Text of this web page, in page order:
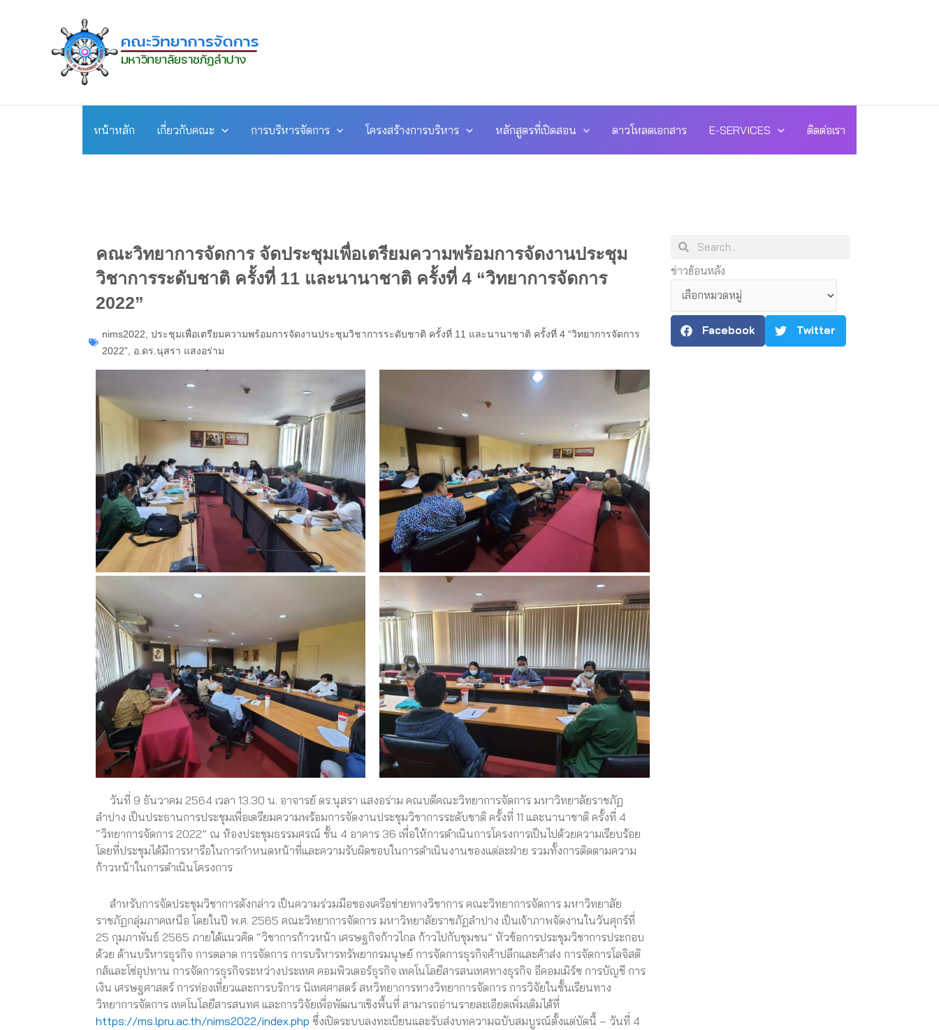
หน้าหลัก เกี่ยวกับคณะ การบริหารจัดการ โครงสร้างการบริหาร หลักสูตรที่เปิดสอน ดาวโหลดเอกสาร E-SERVICES ติดต่อเรา
คณะวิทยาการจัดการ จัดประชุมเพื่อเตรียมความพร้อมการจัดงานประชุม
วิชาการระดับชาติ ครั้งที่ 11 และนานาชาติ ครั้งที่ 4 “วิทยาการจัดการ
2022”
nims2022 ประชุมเพื่อเตรียมความพร้อมการจัดงานประชุมวิชาการระดับชาติ ครั้งที่ 11 และนานาชาติ ครั้งที่ 4 “วิทยาการจัดการ
2022” อ.ดร.นุสรา แสงอร่าม
วันที่ 9 ธันวาคม 2564 เวลา 13.30 น. อาจารย์ ดร.นุสรา แสงอร่าม คณบดีคณะวิทยาการจัดการ มหาวิทยาลัยราชภัฏ
ลำปาง เป็นประธานการประชุมเพื่อเตรียมความพร้อมการจัดงานประชุมวิชาการระดับชาติ ครั้งที่ 11 และนานาชาติ ครั้งที่ 4
“วิทยาการจัดการ 2022” ณ ห้องประชุมธรรมศรณ์ ชั้น 4 อาคาร 36 เพื่อให้การดำเนินการโครงการเป็นไปด้วยความเรียบร้อย
โดยที่ประชุมได้มีการหารือในการกำหนดหน้าที่และความรับผิดชอบในการดำเนินงานของแต่ละฝ่าย รวมทั้งการติดตามความ
ก้าวหน้าในการดำเนินโครงการ
สำหรับการจัดประชุมวิชาการดังกล่าว เป็นความร่วมมือของเครือข่ายทางวิชาการ คณะวิทยาการจัดการ มหาวิทยาลัย
ราชภัฏกลุ่มภาคเหนือ โดยในปี พ.ศ. 2565 คณะวิทยาการจัดการ มหาวิทยาลัยราชภัฏลำปาง เป็นเจ้าภาพจัดงานในวันศุกร์ที่
25 กุมภาพันธ์ 2565 ภายใต้แนวคิด “วิชาการก้าวหน้า เศรษฐกิจก้าวไกล ก้าวไปกับชุมชน” หัวข้อการประชุมวิชาการประกอบ
ด้วย ด้านบริหารธุรกิจ การตลาด การจัดการ การบริหารทรัพยากรมนุษย์ การจัดการธุรกิจค้าปลีกและค้าส่ง การจัดการโลจิสติ
กส์และโซ่อุปทาน การจัดการธุรกิจระหว่างประเทศ คอมพิวเตอร์ธุรกิจ เทคโนโลยีสารสนเทศทางธุรกิจ อีคอมเมิร์ซ การบัญชี การ
เงิน เศรษฐศาสตร์ การท่องเที่ยวและการบริการ นิเทศศาสตร์ สหวิทยาการทางวิทยาการจัดการ การวิจัยในชั้นเรียนทาง
วิทยาการจัดการ เทคโนโลยีสารสนทศ และการวิจัยเพื่อพัฒนาเชิงพื้นที่ สามารถอ่านรายละเอียดเพิ่มเติมได้ที่
https://ms.lpru.ac.th/nims2022/index.php ซึ่งเปิดระบบลงทะเบียนและรับส่งบทความฉบับสมบูรณ์ตั้งแต่บัดนี้ – วันที่ 4
SearchSearch
ข่าวย้อนหลัง
ข่าว
ย้อน
หลัง
Facebook
Twitter